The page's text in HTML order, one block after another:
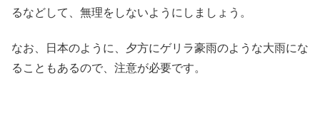
るなどして、無理をしないようにしましょう。
なお、日本のように、夕方にゲリラ豪雨のような大雨にな
ることもあるので、注意が必要です。